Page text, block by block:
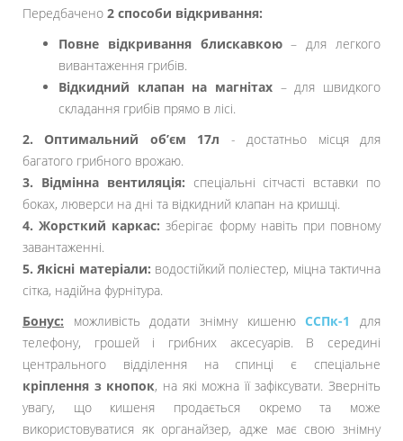
Передбачено 2 способи відкривання:
Повне відкривання блискавкою– для легкого
вивантаження грибів.
Відкидний клапан на магнітах – для швидкого
складання грибів прямо в лісі.
2. Оптимальний об’єм 17л - достатньо місця для
багатого грибного врожаю.
3. Відмінна вентиляція: спеціальні сітчасті вставки по
боках, люверси на дні та відкидний клапан на кришці.
4. Жорсткий каркас: зберігає форму навіть при повному
завантаженні.
5. Якісні матеріали: водостійкий поліестер, міцна тактична
сітка, надійна фурнітура.
Бонус: можливість додати знімну кишенюССПк-1
для
телефону, грошей і грибних аксесуарів. В середині
центрального відділення на спинці є спеціальне
кріплення з кнопок, на які можна її зафіксувати. Зверніть
увагу, що кишеня продається окремо та може
використовуватися як органайзер, адже має свою знімну